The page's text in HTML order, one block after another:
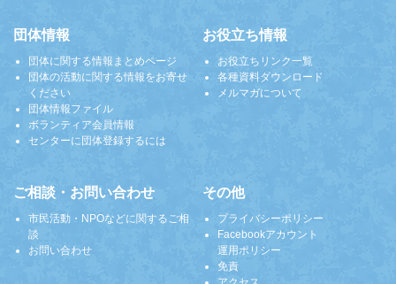
団体情報
団体に関する情報まとめページ
団体の活動に関する情報をお寄せ
ください
団体情報ファイル
ボランティア会員情報
センターに団体登録するには
お役立ち情報
お役立ちリンク一覧
各種資料ダウンロード
メルマガについて
ご相談・お問い合わせ
市民活動・NPOなどに関するご相
談
お問い合わせ
その他
プライバシーポリシー
Facebookアカウント
運用ポリシー
免責